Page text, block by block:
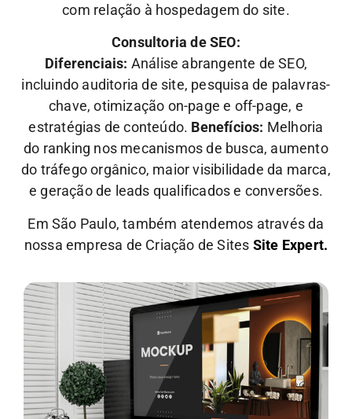
com relação à hospedagem do site.
Consultoria de SEO:
Diferenciais: Análise abrangente de SEO,
incluindo auditoria de site, pesquisa de palavras-
chave, otimização on-page e off-page, e
estratégias de conteúdo. Benefícios: Melhoria
do ranking nos mecanismos de busca, aumento
do tráfego orgânico, maior visibilidade da marca,
e geração de leads qualificados e conversões.
Em São Paulo, também atendemos através da
nossa empresa de Criação de Sites Site Expert.